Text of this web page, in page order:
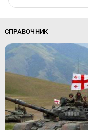
СПРАВОЧНИК